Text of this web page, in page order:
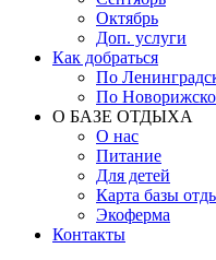
Октябрь
Доп. услуги
Как добраться
По
По
О БАЗЕ ОТДЫХА
О нас
Питание
Для детей
Карта базы
Экоферма
Контакты